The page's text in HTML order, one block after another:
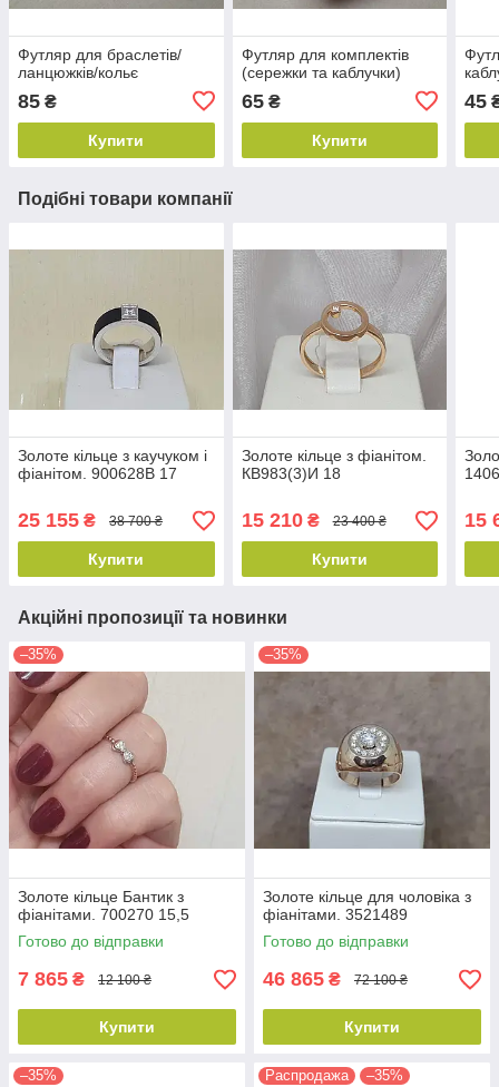
Футляр для браслетів/
ланцюжків/кольє
85 ₴
Купити
Футляр для комплектів
(сережки та каблучки)
65₴
Купити
45
Подібні товари компанії
Золоте кільце з каучуком і
фіанітом. 900628В 17
25 155 ₴ 38 700 ₴
Купити
Золоте кільце з фіанітом.
КВ983(3)И 18
15 210₴ 23 400 ₴
Купити
15
Акційні пропозиції та новинки
–35%
Золоте кільце Бантик з
фіанітами. 700270 15,5
Готово до відправки
7 865 ₴ 12 100 ₴
Купити
–35%
Золоте кільце для чоловіка з
фіанітами. 3521489
Готово до відправки
46 865 ₴ 72 100 ₴
Купити
–35% Распродажа –35%